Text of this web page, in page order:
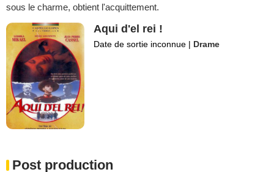
sous le charme, obtient l'acquittement.
Aqui d'el rei !
Date de sortie inconnue | Drame
Post production